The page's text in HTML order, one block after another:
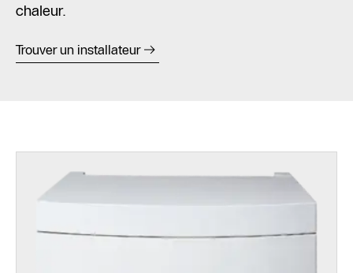
chaleur.
Trouver un installateur